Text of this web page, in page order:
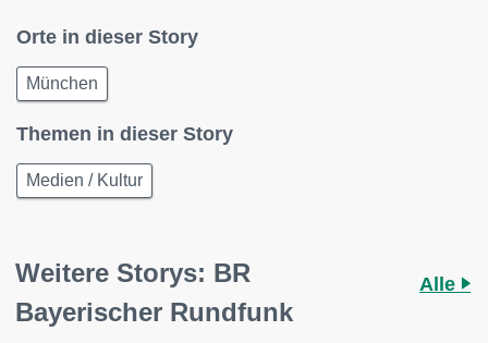
Orte in dieser Story
München
Themen in dieser Story
Medien / Kultur
Weitere Storys: BR
Bayerischer Rundfunk
Alle